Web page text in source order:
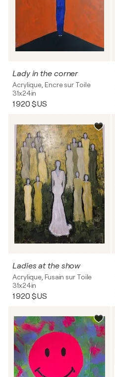
Lady in the corner
Acrylique, Encre sur Toile
31x24in
1 920 $US
Ladies at the show
Acrylique, Fusain sur Toile
31x24in
1 920 $US